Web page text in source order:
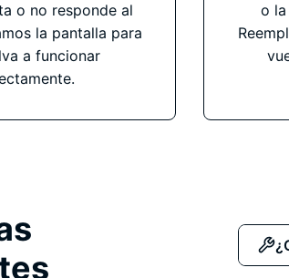
o no responde al
la pantalla para
a funcionar
o